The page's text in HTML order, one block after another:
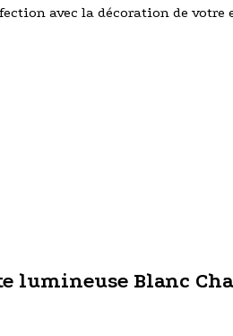
avec la décoration de votre
lumineuse Blanc